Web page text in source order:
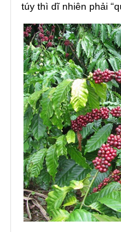
túy thì dĩ nhiên phải